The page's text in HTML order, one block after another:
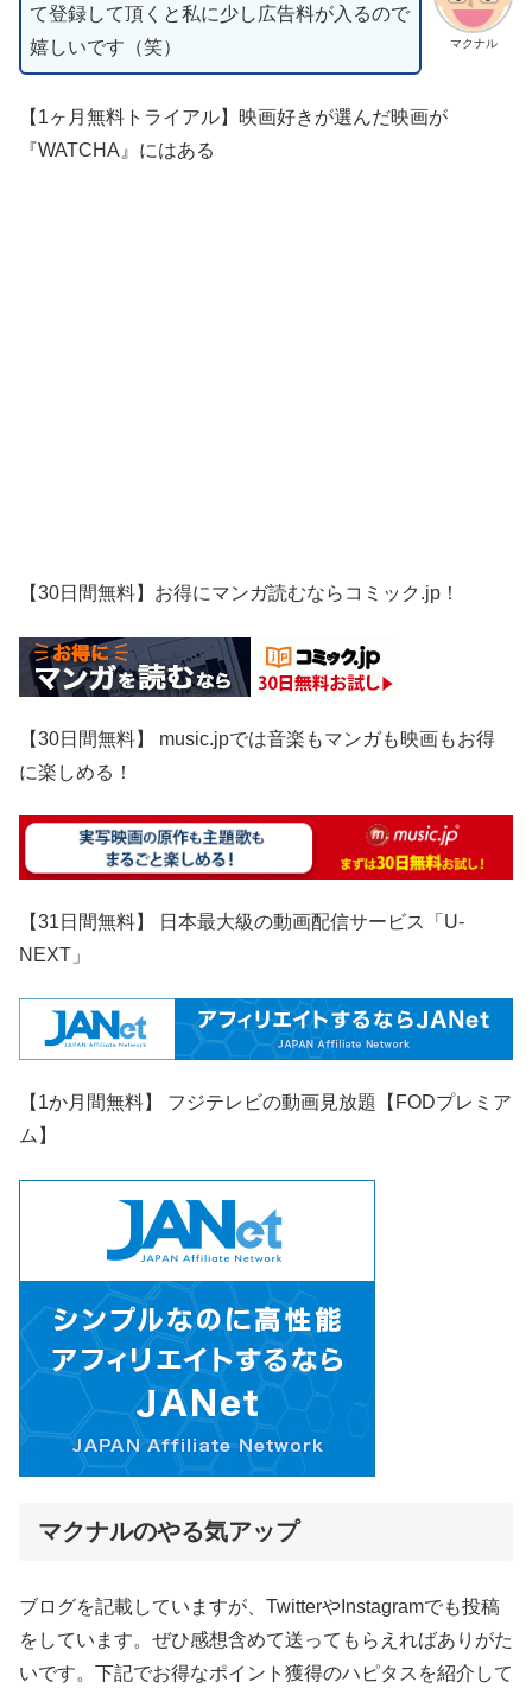
マクナル
て登録して頂くと私に少し広告料が入るので
嬉しいです（笑）
【1ヶ月無料トライアル】映画好きが選んだ映画が
『WATCHA』にはある
【30日間無料】お得にマンガ読むならコミック.jp！
【30日間無料】 music.jpでは音楽もマンガも映画もお得
に楽しめる！
【31日間無料】 日本最大級の動画配信サービス「U-
NEXT」
【1か月間無料】 フジテレビの動画見放題【FODプレミア
ム】
マクナルのやる気アップ
ブログを記載していますが、TwitterやInstagramでも投稿
をしています。ぜひ感想含めて送ってもらえればありがた
いです。下記でお得なポイント獲得のハピタスを紹介して